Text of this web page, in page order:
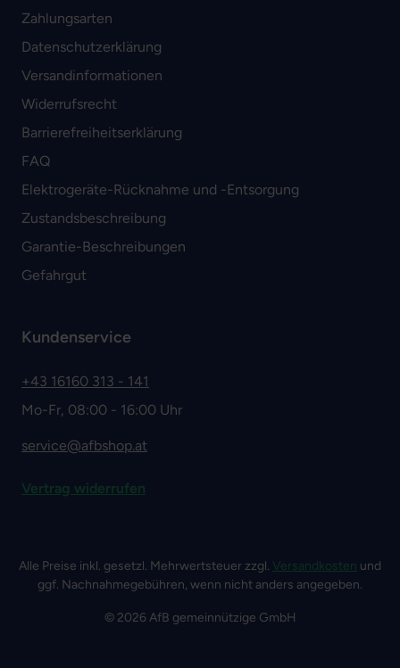
Zahlungsarten
Datenschutzerklärung
Versandinformationen
Widerrufsrecht
Barrierefreiheitserklärung
FAQ
Elektrogeräte-Rücknahme und -Entsorgung
Zustandsbeschreibung
Garantie-Beschreibungen
Gefahrgut
Kundenservice
+43 16160 313 - 141
Mo-Fr, 08:00 - 16:00 Uhr
service@afbshop.at
Vertrag widerrufen
Alle Preise inkl. gesetzl. Mehrwertsteuer zzgl. Versandkosten und
ggf. Nachnahmegebühren, wenn nicht anders angegeben.
© 2026 AfB gemeinnützige GmbH